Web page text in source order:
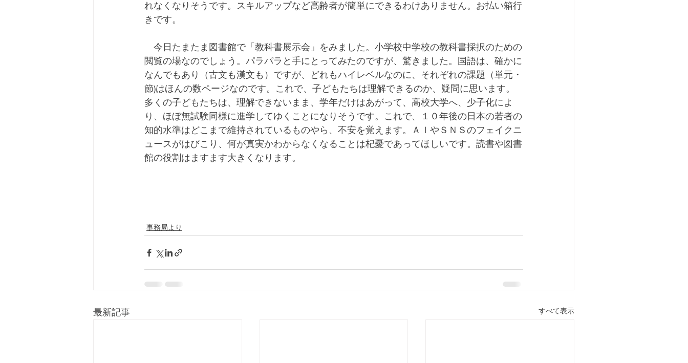
れなくなりそうです。スキルアップなど高齢者が簡単にできるわけありません。お払い箱行
きです。
今日たまたま図書館で「教科書展示会」をみました。小学校中学校の教科書採択のための
閲覧の場なのでしょう。パラパラと手にとってみたのですが、驚きました。国語は、確かに
なんでもあり（古文も漢文も）ですが、どれもハイレベルなのに、それぞれの課題（単元・
節)はほんの数ページなのです。これで、子どもたちは理解できるのか、疑問に思います。
多くの子どもたちは、理解できないまま、学年だけはあがって、高校大学へ、少子化によ
り、ほぼ無試験同様に進学してゆくことになりそうです。これで、１０年後の日本の若者の
知的水準はどこまで維持されているものやら、不安を覚えます。ＡＩやＳＮＳのフェイクニ
ュースがはびこり、何が真実かわからなくなることは杞憂であってほしいです。読書や図書
館の役割はますます大きくなります。
事務局より
最新記事 すべて表示